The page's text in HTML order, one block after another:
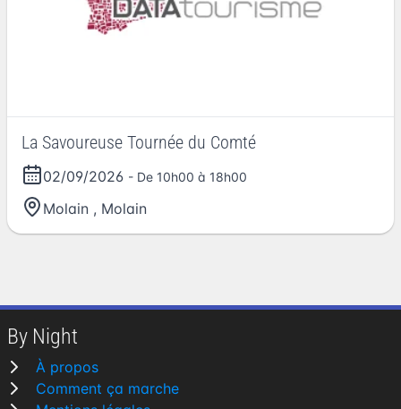
La Savoureuse Tournée du Comté
02/09/2026 - De 10h00 à 18h00
Molain , Molain
By Night
À propos
Comment ça marche